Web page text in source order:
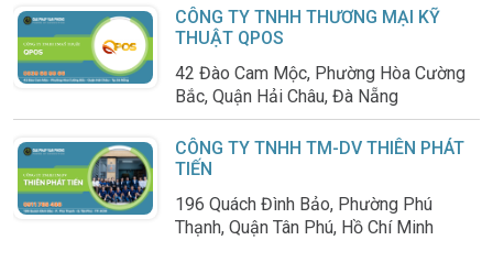
CÔNG TY TNHH THƯƠNG MẠI KỸ
THUẬT QPOS
42 Đào Cam Mộc, Phường Hòa Cường
Bắc, Quận Hải Châu, Đà Nẵng
CÔNG TY TNHH TM-DV THIÊN PHÁT
TIẾN
196 Quách Đình Bảo, Phường Phú
Thạnh, Quận Tân Phú, Hồ Chí Minh